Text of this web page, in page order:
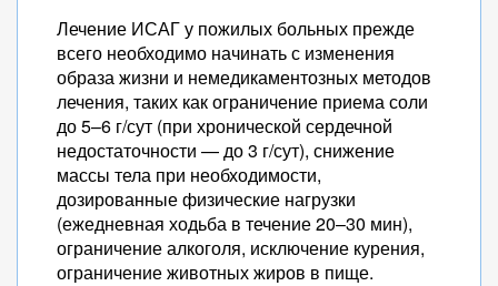
Лечение ИСАГ у пожилых больных прежде
всего необходимо начинать с изменения
образа жизни и немедикаментозных методов
лечения, таких как ограничение приема соли
до 5–6 г/сут (при хронической сердечной
недостаточности — до 3 г/сут), снижение
массы тела при необходимости,
дозированные физические нагрузки
(ежедневная ходьба в течение 20–30 мин),
ограничение алкоголя, исключение курения,
ограничение животных жиров в пище.